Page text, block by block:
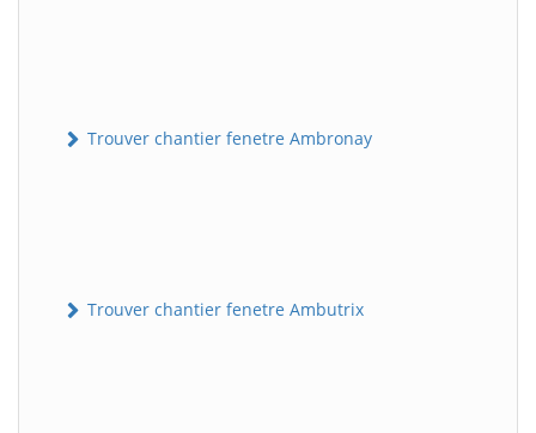
Trouver chantier fenetre Ambronay
Trouver chantier fenetre Ambutrix